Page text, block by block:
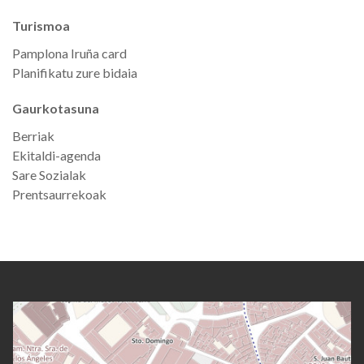
Turismoa
Pamplona Iruña card
Planifikatu zure bidaia
Gaurkotasuna
Berriak
Ekitaldi-agenda
Sare Sozialak
Prentsaurrekoak